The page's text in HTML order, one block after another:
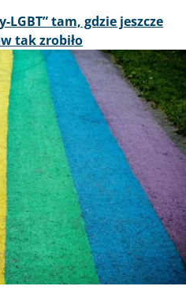
LGBT” tam, gdzie jeszcze
tak zrobiło